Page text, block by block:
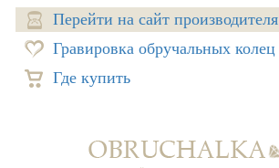
Перейти на сайт производителя
Гравировка обручальных колец
Где купить